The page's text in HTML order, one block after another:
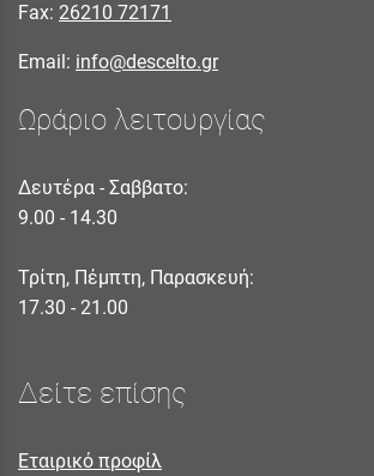
Fax: 26210 72171
Email: info@descelto.gr
Ωράριο λειτουργίας
Δευτέρα - Σαββατο:
9.00 - 14.30
Τρίτη, Πέμπτη, Παρασκευή:
17.30 - 21.00
Δείτε επίσης
Εταιρικό προφίλ